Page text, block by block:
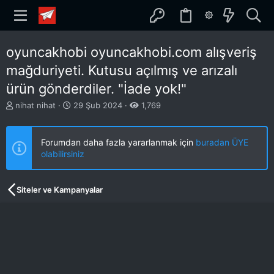
oyuncakhobi oyuncakhobi.com alışveriş
mağduriyeti. Kutusu açılmış ve arızalı
ürün gönderdiler. "İade yok!"
K
n
u
u
b
a
nihat nihat
B
ş
a
n
g
ç
29 Şub 2024 1,769
Forumdan daha fazla yararlanmak için buradan ÜYE
olabilirsiniz
Siteler ve Kampanyalar